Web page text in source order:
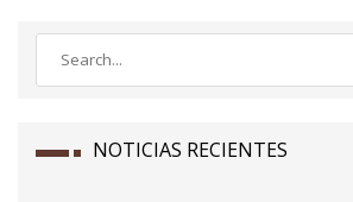
NOTICIAS RECIENTES